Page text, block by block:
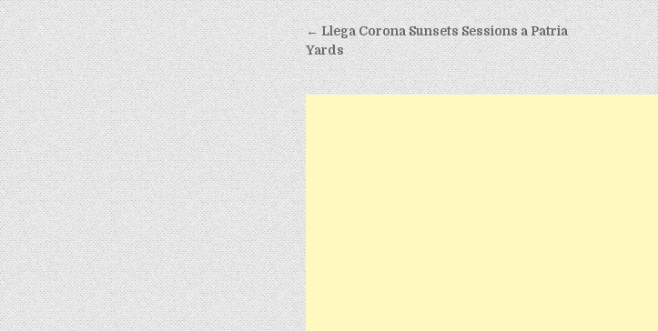
Post navigation
← Llega Corona Sunsets Sessions a Patria
Yards